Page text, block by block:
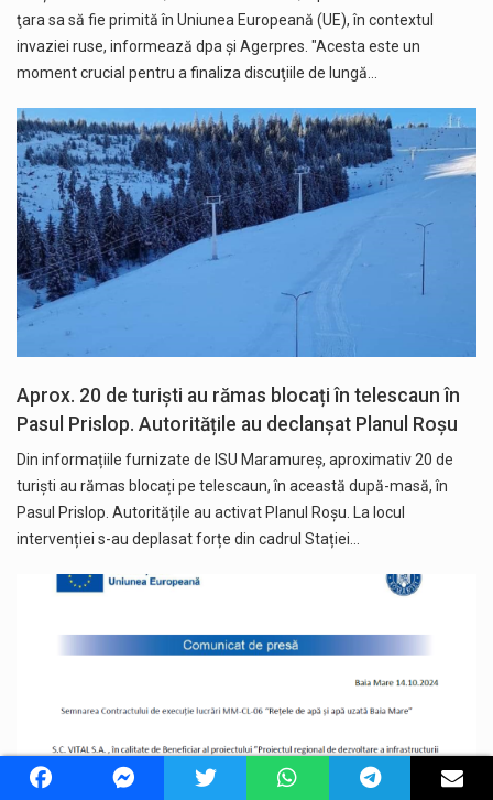
ţara sa să fie primită în Uniunea Europeană (UE), în contextul
invaziei ruse, informează dpa și Agerpres. "Acesta este un
moment crucial pentru a finaliza discuţiile de lungă…
Aprox. 20 de turiști au rămas blocați în telescaun în
Pasul Prislop. Autoritățile au declanșat Planul Roșu
Din informațiile furnizate de ISU Maramureș, aproximativ 20 de
turiști au rămas blocați pe telescaun, în această după-masă, în
Pasul Prislop. Autoritățile au activat Planul Roșu. La locul
intervenției s-au deplasat forțe din cadrul Stației…